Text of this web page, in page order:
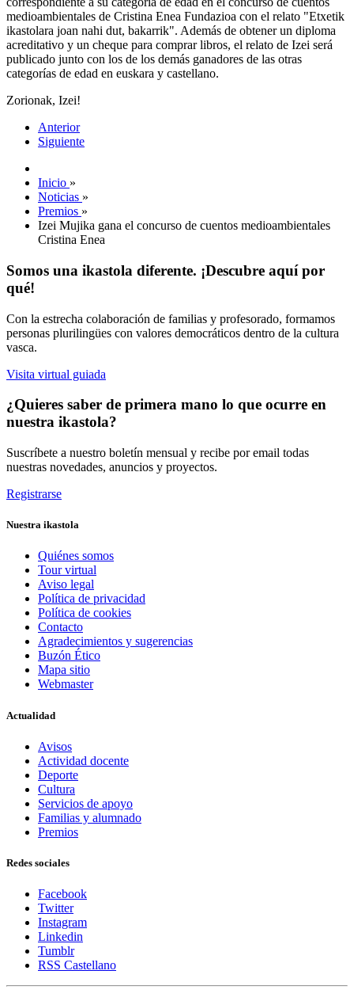
medioambientales de Cristina Enea Fundazioa con el relato "Etxetik
ikastolara joan nahi dut, bakarrik". Además de obtener un diploma
acreditativo y un cheque para comprar libros, el relato de Izei será
publicado junto con los de los demás ganadores de las otras
categorías de edad en euskara y castellano.
Zorionak, Izei!
Anterior
Siguiente
Inicio »
Noticias »
Premios »
Izei Mujika gana el concurso de cuentos medioambientales
Cristina Enea
Somos una ikastola diferente. ¡Descubre aquí por
qué!
Con la estrecha colaboración de familias y profesorado, formamos
personas plurilingües con valores democráticos dentro de la cultura
vasca.
Visita virtual guiada
¿Quieres saber de primera mano lo que ocurre en
nuestra ikastola?
Suscríbete a nuestro boletín mensual y recibe por email todas
nuestras novedades, anuncios y proyectos.
Registrarse
Nuestra ikastola
Quiénes somos
Tour virtual
Aviso legal
Política de privacidad
Política de cookies
Contacto
Agradecimientos y sugerencias
Buzón Ético
Mapa sitio
Webmaster
Actualidad
Avisos
Actividad docente
Deporte
Cultura
Servicios de apoyo
Familias y alumnado
Premios
Redes sociales
Facebook
Twitter
Instagram
Linkedin
Tumblr
RSS Castellano